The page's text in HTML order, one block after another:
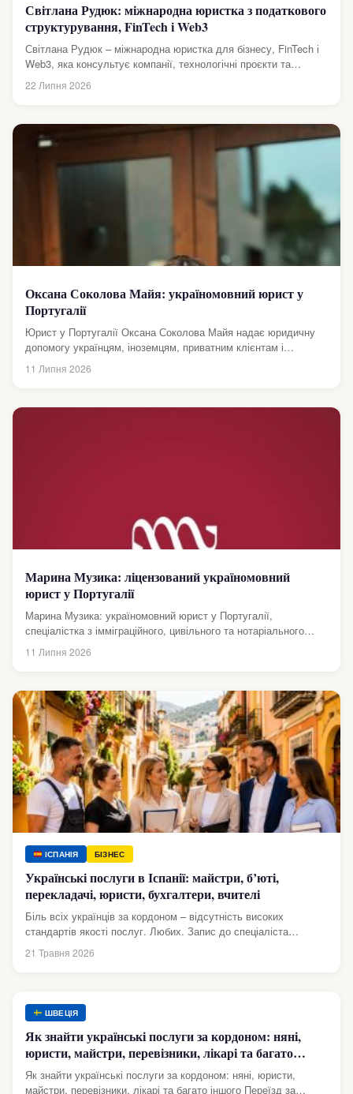
Світлана Рудюк: міжнародна юристка з податкового
структурування, FinTech і Web3
Світлана Рудюк – міжнародна юристка для бізнесу, FinTech і
Web3, яка консультує компанії, технологічні проєкти та
міжнародний бізнес з питань...
22 Липня 2026
Оксана Соколова Майя: україномовний юрист у
Португалії
Юрист у Португалії Оксана Соколова Майя надає юридичну
допомогу українцям, іноземцям, приватним клієнтам і
компаніям у питаннях міграції, громадянства, нотаріальних...
11 Липня 2026
Марина Музика: ліцензований україномовний
юрист у Португалії
Марина Музика: україномовний юрист у Португалії,
спеціалістка з імміграційного, цивільного та нотаріального
права. Марина є офіційною членкинею Ordem dos
Solicitadores...
11 Липня 2026
ІСПАНІЯ БІЗНЕС
Українські послуги в Іспанії: майстри, б’юті,
перекладачі, юристи, бухгалтери, вчителі
Біль всіх українців за кордоном – відсутність високих
стандартів якості послуг. Любих. Запис до спеціаліста
посереднього рівня за 8 місяців....
21 Травня 2026
ШВЕЦІЯ
Як знайти українські послуги за кордоном: няні,
юристи, майстри, перевізники, лікарі та багато
іншого
Як знайти українські послуги за кордоном: няні, юристи,
майстри, перевізники, лікарі та багато іншого Переїзд за